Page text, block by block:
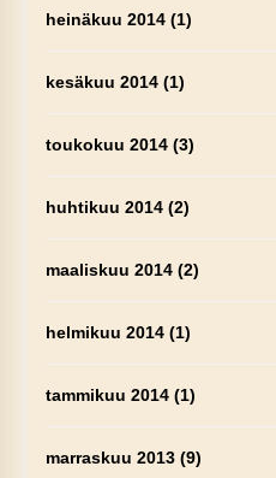
heinäkuu 2014(1)
kesäkuu 2014(1)
toukokuu 2014(3)
huhtikuu 2014(2)
maaliskuu 2014(2)
helmikuu 2014(1)
tammikuu 2014(1)
marraskuu 2013(9)